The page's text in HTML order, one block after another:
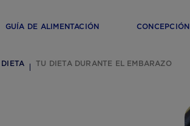
GUÍA DE ALIMENTACIÓN CONCEPCIÓN
TU DIETA DURANTE EL EMBARAZO